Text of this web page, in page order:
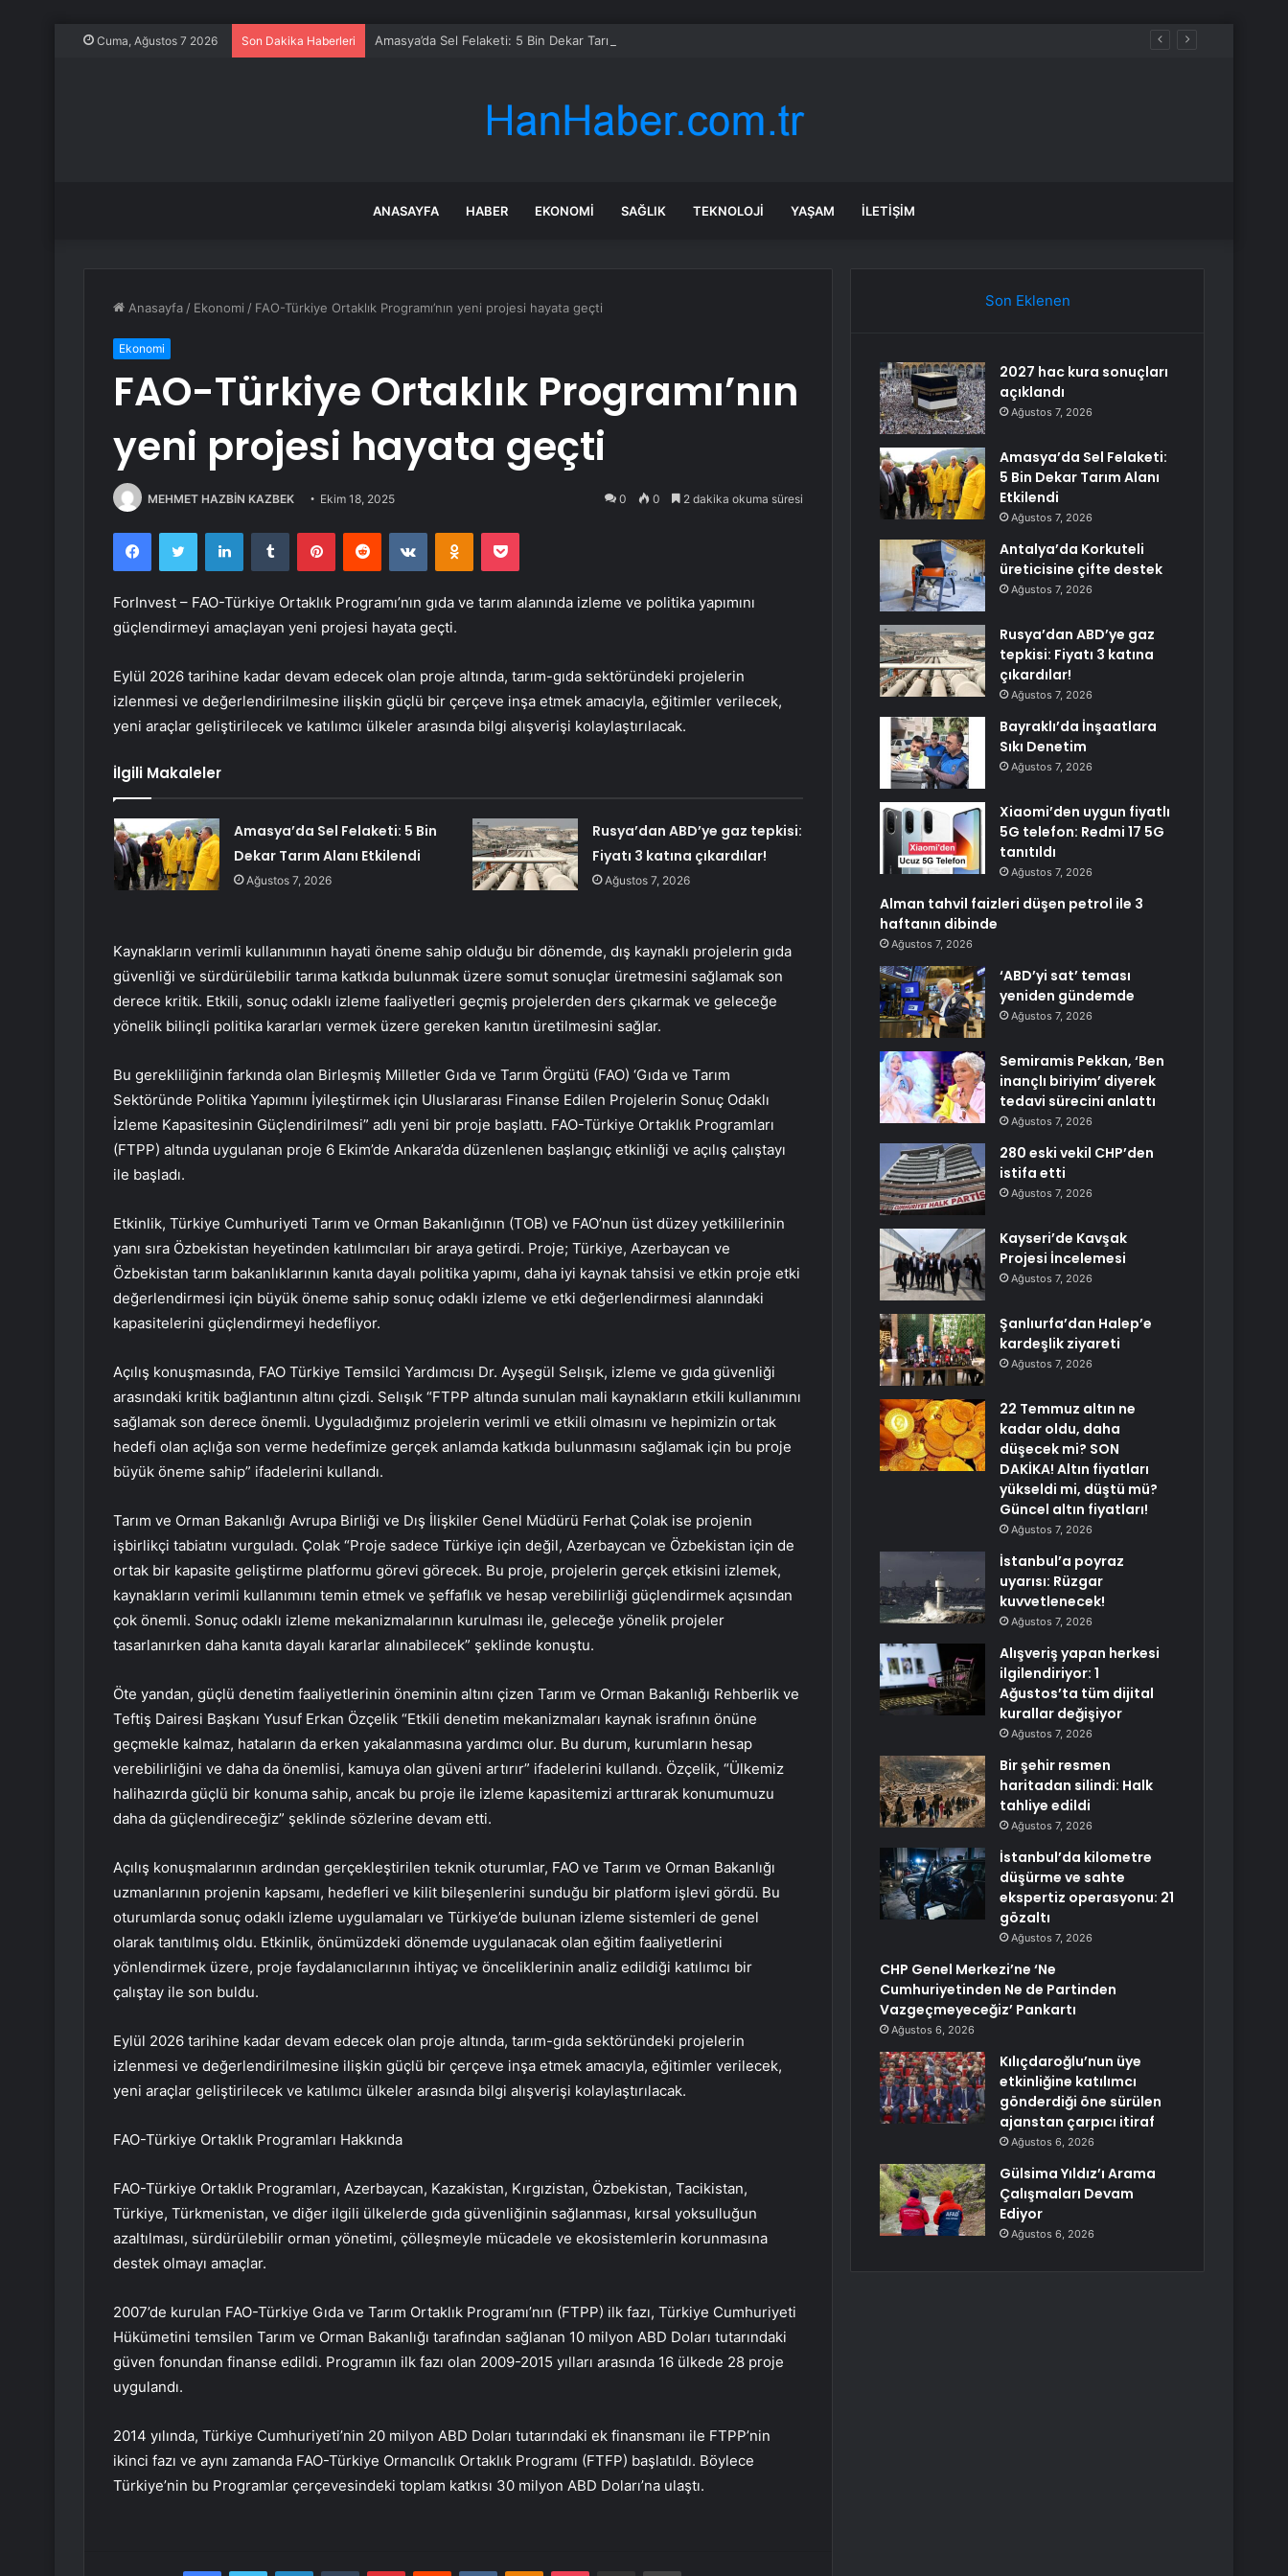
Cuma, Ağustos 7 2026 Son Dakika Haberleri Amasya’da Sel Felaketi: 5 Bin Dekar Tarım Alanı Etkilendi
ANASAYFA HABER EKONOMI SAĞLIK TEKNOLOJI YAŞAM İLETIŞIM
Anasayfa / Ekonomi / FAO-Türkiye Ortaklık Programı’nın yeni projesi hayata geçti
Ekonomi
FAO-Türkiye Ortaklık Programı’nın
yeni projesi hayata geçti
MEHMET HAZBİN KAZBEK Ekim 18, 2025 0 0 2 dakika okuma süresi
FacebookTwitter LinkedInTumblr PinterestReddit VKontakteOdnoklassniki
Pocket
ForInvest – FAO-Türkiye Ortaklık Programı’nın gıda ve tarım alanında izleme ve politika yapımını
güçlendirmeyi amaçlayan yeni projesi hayata geçti.
Eylül 2026 tarihine kadar devam edecek olan proje altında, tarım-gıda sektöründeki projelerin
izlenmesi ve değerlendirilmesine ilişkin güçlü bir çerçeve inşa etmek amacıyla, eğitimler verilecek,
yeni araçlar geliştirilecek ve katılımcı ülkeler arasında bilgi alışverişi kolaylaştırılacak.
İlgili Makaleler
Amasya’da Sel Felaketi: 5 Bin
Dekar Tarım Alanı Etkilendi
Ağustos 7, 2026
Rusya’dan ABD’ye gaz tepkisi:
Fiyatı 3 katına çıkardılar!
Ağustos 7, 2026
Kaynakların verimli kullanımının hayati öneme sahip olduğu bir dönemde, dış kaynaklı projelerin gıda
güvenliği ve sürdürülebilir tarıma katkıda bulunmak üzere somut sonuçlar üretmesini sağlamak son
derece kritik. Etkili, sonuç odaklı izleme faaliyetleri geçmiş projelerden ders çıkarmak ve geleceğe
yönelik bilinçli politika kararları vermek üzere gereken kanıtın üretilmesini sağlar.
Bu gerekliliğinin farkında olan Birleşmiş Milletler Gıda ve Tarım Örgütü (FAO) ‘Gıda ve Tarım
Sektöründe Politika Yapımını İyileştirmek için Uluslararası Finanse Edilen Projelerin Sonuç Odaklı
İzleme Kapasitesinin Güçlendirilmesi” adlı yeni bir proje başlattı. FAO-Türkiye Ortaklık Programları
(FTPP) altında uygulanan proje 6 Ekim’de Ankara’da düzenlenen başlangıç etkinliği ve açılış çalıştayı
ile başladı.
Etkinlik, Türkiye Cumhuriyeti Tarım ve Orman Bakanlığının (TOB) ve FAO’nun üst düzey yetkililerinin
yanı sıra Özbekistan heyetinden katılımcıları bir araya getirdi. Proje; Türkiye, Azerbaycan ve
Özbekistan tarım bakanlıklarının kanıta dayalı politika yapımı, daha iyi kaynak tahsisi ve etkin proje etki
değerlendirmesi için büyük öneme sahip sonuç odaklı izleme ve etki değerlendirmesi alanındaki
kapasitelerini güçlendirmeyi hedefliyor.
Açılış konuşmasında, FAO Türkiye Temsilci Yardımcısı Dr. Ayşegül Selışık, izleme ve gıda güvenliği
arasındaki kritik bağlantının altını çizdi. Selışık “FTPP altında sunulan mali kaynakların etkili kullanımını
sağlamak son derece önemli. Uyguladığımız projelerin verimli ve etkili olmasını ve hepimizin ortak
hedefi olan açlığa son verme hedefimize gerçek anlamda katkıda bulunmasını sağlamak için bu proje
büyük öneme sahip” ifadelerini kullandı.
Tarım ve Orman Bakanlığı Avrupa Birliği ve Dış İlişkiler Genel Müdürü Ferhat Çolak ise projenin
işbirlikçi tabiatını vurguladı. Çolak “Proje sadece Türkiye için değil, Azerbaycan ve Özbekistan için de
ortak bir kapasite geliştirme platformu görevi görecek. Bu proje, projelerin gerçek etkisini izlemek,
kaynakların verimli kullanımını temin etmek ve şeffaflık ve hesap verebilirliği güçlendirmek açısından
çok önemli. Sonuç odaklı izleme mekanizmalarının kurulması ile, geleceğe yönelik projeler
tasarlanırken daha kanıta dayalı kararlar alınabilecek” şeklinde konuştu.
Öte yandan, güçlü denetim faaliyetlerinin öneminin altını çizen Tarım ve Orman Bakanlığı Rehberlik ve
Teftiş Dairesi Başkanı Yusuf Erkan Özçelik “Etkili denetim mekanizmaları kaynak israfının önüne
geçmekle kalmaz, hataların da erken yakalanmasına yardımcı olur. Bu durum, kurumların hesap
verebilirliğini ve daha da önemlisi, kamuya olan güveni artırır” ifadelerini kullandı. Özçelik, “Ülkemiz
halihazırda güçlü bir konuma sahip, ancak bu proje ile izleme kapasitemizi arttırarak konumumuzu
daha da güçlendireceğiz” şeklinde sözlerine devam etti.
Açılış konuşmalarının ardından gerçekleştirilen teknik oturumlar, FAO ve Tarım ve Orman Bakanlığı
uzmanlarının projenin kapsamı, hedefleri ve kilit bileşenlerini sunduğu bir platform işlevi gördü. Bu
oturumlarda sonuç odaklı izleme uygulamaları ve Türkiye’de bulunan izleme sistemleri de genel
olarak tanıtılmış oldu. Etkinlik, önümüzdeki dönemde uygulanacak olan eğitim faaliyetlerini
yönlendirmek üzere, proje faydalanıcılarının ihtiyaç ve önceliklerinin analiz edildiği katılımcı bir
çalıştay ile son buldu.
Eylül 2026 tarihine kadar devam edecek olan proje altında, tarım-gıda sektöründeki projelerin
izlenmesi ve değerlendirilmesine ilişkin güçlü bir çerçeve inşa etmek amacıyla, eğitimler verilecek,
yeni araçlar geliştirilecek ve katılımcı ülkeler arasında bilgi alışverişi kolaylaştırılacak.
FAO-Türkiye Ortaklık Programları Hakkında
FAO-Türkiye Ortaklık Programları, Azerbaycan, Kazakistan, Kırgızistan, Özbekistan, Tacikistan,
Türkiye, Türkmenistan, ve diğer ilgili ülkelerde gıda güvenliğinin sağlanması, kırsal yoksulluğun
azaltılması, sürdürülebilir orman yönetimi, çölleşmeyle mücadele ve ekosistemlerin korunmasına
destek olmayı amaçlar.
2007’de kurulan FAO-Türkiye Gıda ve Tarım Ortaklık Programı’nın (FTPP) ilk fazı, Türkiye Cumhuriyeti
Hükümetini temsilen Tarım ve Orman Bakanlığı tarafından sağlanan 10 milyon ABD Doları tutarındaki
güven fonundan finanse edildi. Programın ilk fazı olan 2009-2015 yılları arasında 16 ülkede 28 proje
uygulandı.
2014 yılında, Türkiye Cumhuriyeti’nin 20 milyon ABD Doları tutarındaki ek finansmanı ile FTPP’nin
ikinci fazı ve aynı zamanda FAO-Türkiye Ormancılık Ortaklık Programı (FTFP) başlatıldı. Böylece
Türkiye’nin bu Programlar çerçevesindeki toplam katkısı 30 milyon ABD Doları’na ulaştı.
FacebookTwitter LinkedInTumblr PinterestReddit VKontakteOdnoklassniki
Pocket E-Posta ile paylaş Yazdır
Son Eklenen
2027 hac kura sonuçları
açıklandı
Ağustos 7, 2026
Amasya’da Sel Felaketi:
5 Bin Dekar Tarım Alanı
Etkilendi
Ağustos 7, 2026
Antalya’da Korkuteli
üreticisine çifte destek
Ağustos 7, 2026
Rusya’dan ABD’ye gaz
tepkisi: Fiyatı 3 katına
çıkardılar!
Ağustos 7, 2026
Bayraklı’da İnşaatlara
Sıkı Denetim
Ağustos 7, 2026
Xiaomi’den uygun fiyatlı
5G telefon: Redmi 17 5G
tanıtıldı
Ağustos 7, 2026
Alman tahvil faizleri düşen petrol ile 3
haftanın dibinde
Ağustos 7, 2026
‘ABD’yi sat’ teması
yeniden gündemde
Ağustos 7, 2026
Semiramis Pekkan, ‘Ben
inançlı biriyim’ diyerek
tedavi sürecini anlattı
Ağustos 7, 2026
280 eski vekil CHP’den
istifa etti
Ağustos 7, 2026
Kayseri’de Kavşak
Projesi İncelemesi
Ağustos 7, 2026
Şanlıurfa’dan Halep’e
kardeşlik ziyareti
Ağustos 7, 2026
22 Temmuz altın ne
kadar oldu, daha
düşecek mi? SON
DAKİKA! Altın fiyatları
yükseldi mi, düştü mü?
Güncel altın fiyatları!
Ağustos 7, 2026
İstanbul’a poyraz
uyarısı: Rüzgar
kuvvetlenecek!
Ağustos 7, 2026
Alışveriş yapan herkesi
ilgilendiriyor: 1
Ağustos’ta tüm dijital
kurallar değişiyor
Ağustos 7, 2026
Bir şehir resmen
haritadan silindi: Halk
tahliye edildi
Ağustos 7, 2026
İstanbul’da kilometre
düşürme ve sahte
ekspertiz operasyonu: 21
gözaltı
Ağustos 7, 2026
CHP Genel Merkezi’ne ‘Ne
Cumhuriyetinden Ne de Partinden
Vazgeçmeyeceğiz’ Pankartı
Ağustos 6, 2026
Kılıçdaroğlu’nun üye
etkinliğine katılımcı
gönderdiği öne sürülen
ajanstan çarpıcı itiraf
Ağustos 6, 2026
Gülsima Yıldız’ı Arama
Çalışmaları Devam
Ediyor
Ağustos 6, 2026